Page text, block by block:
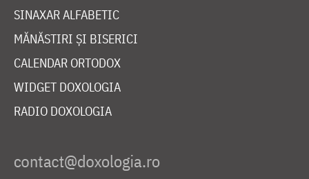
SINAXAR ALFABETIC
MĂNĂSTIRI ȘI BISERICI
CALENDAR ORTODOX
WIDGET DOXOLOGIA
RADIO DOXOLOGIA